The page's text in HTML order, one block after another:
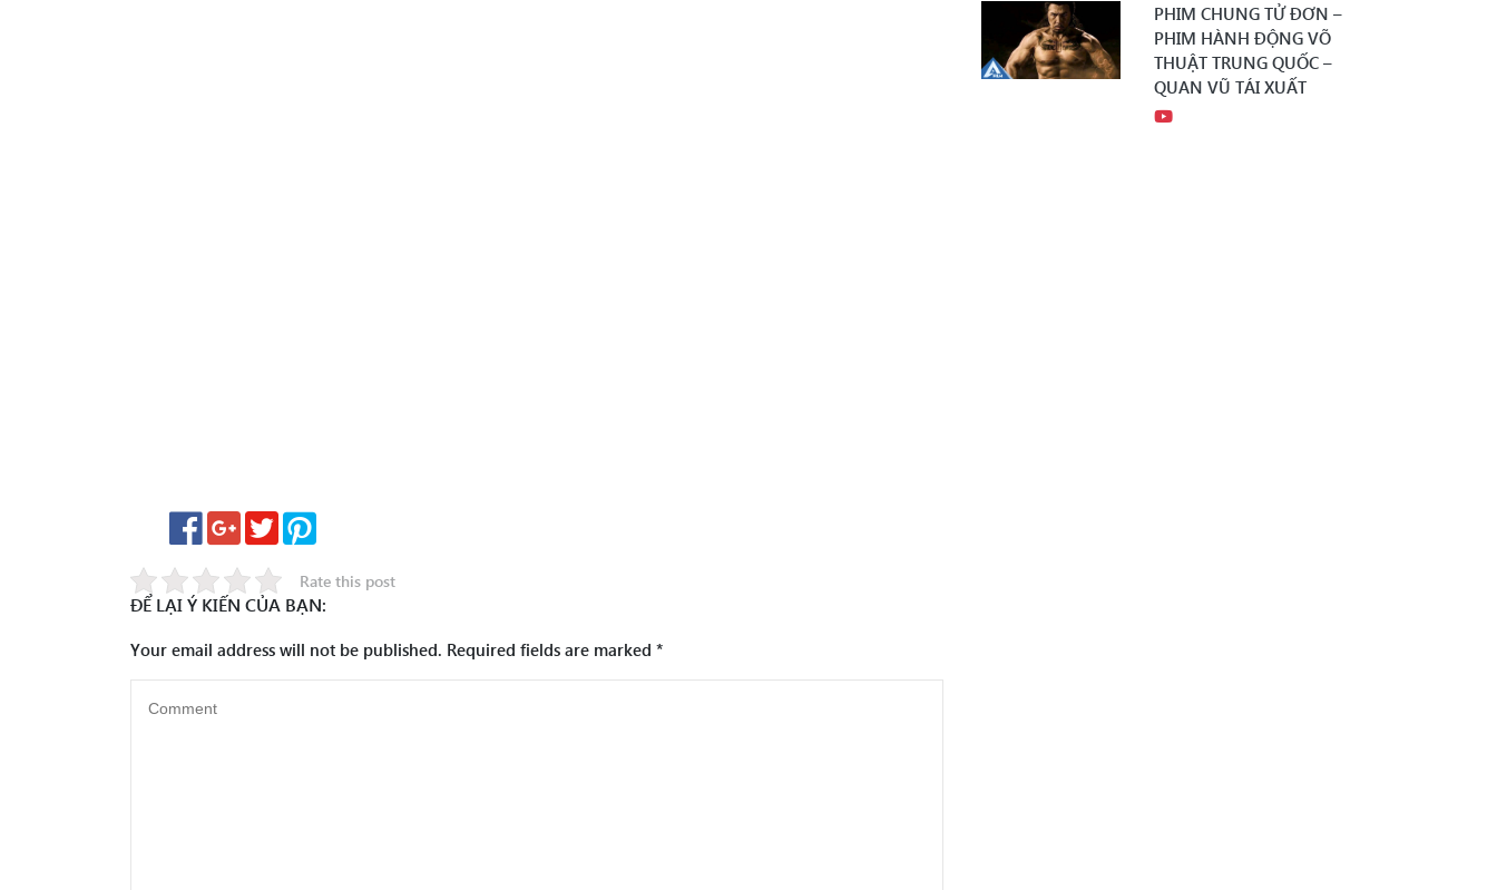
Rate this post
ĐỂ LẠI Ý KIẾN CỦA BẠN:
Your email address will not be published. Required fields are marked *
PHIM CHUNG TỬ ĐƠN –
PHIM HÀNH ĐỘNG VÕ
THUẬT TRUNG QUỐC –
QUAN VŨ TÁI XUẤT